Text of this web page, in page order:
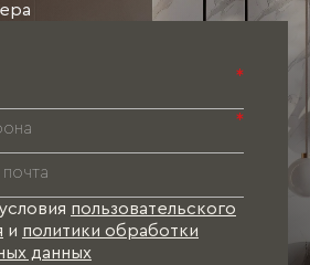
*
*
пользовательского
и политики обработки
данных